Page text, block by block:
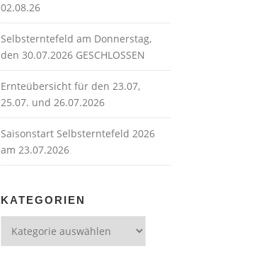
02.08.26
Selbsterntefeld am Donnerstag,
den 30.07.2026 GESCHLOSSEN
Ernteübersicht für den 23.07,
25.07. und 26.07.2026
Saisonstart Selbsterntefeld 2026
am 23.07.2026
KATEGORIEN